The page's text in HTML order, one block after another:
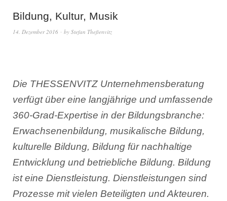
Bildung, Kultur, Musik
14. Dezember 2016 by Stefan Theßenvitz
Die THESSENVITZ Unternehmensberatung
verfügt über eine langjährige und umfassende
360-Grad-Expertise in der Bildungsbranche:
Erwachsenenbildung, musikalische Bildung,
kulturelle Bildung, Bildung für nachhaltige
Entwicklung und betriebliche Bildung. Bildung
ist eine Dienstleistung. Dienstleistungen sind
Prozesse mit vielen Beteiligten und Akteuren.